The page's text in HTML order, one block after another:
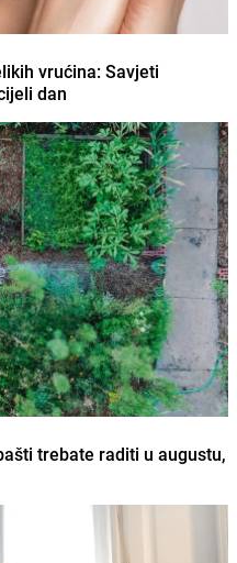
vrućina: Savjeti
dan
trebate raditi u augustu,